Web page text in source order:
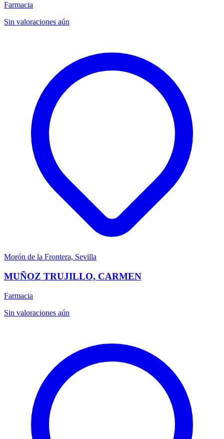
Farmacia
Sin valoraciones aún
Morón de la Frontera, Sevilla
MUÑOZ TRUJILLO, CARMEN
Farmacia
Sin valoraciones aún